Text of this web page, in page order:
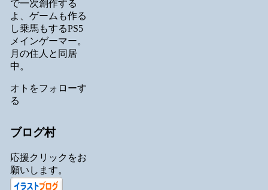
で一次創作する
よ、ゲームも作る
し乗馬もするPS5
メインゲーマー。
月の住人と同居
中。
オトをフォローす
る
ブログ村
応援クリックをお
願いします。